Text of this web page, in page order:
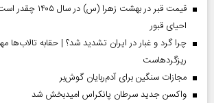
قیمت قبر در بهشت
احیای قبور
چرا گرد و غبار در ایران تشدید شد؟ | حقابه تالاب‌ها
ریزگردهاست
مجازات سنگین برای آدم‌ربایان گوش‌بر
واکسن جدید سرطان پانکراس امیدبخش شد